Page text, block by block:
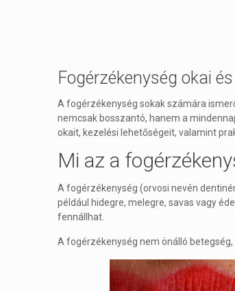
Fogérzékenység okai
A fogérzékenység sokak számára
nemcsak bosszantó, hanem a
okait, kezelési lehetőségeit, valamint
Mi az a
A fogérzékenység (orvosi nevén
például hidegre, melegre, savas vagy
fennállhat.
A fogérzékenység nem önálló